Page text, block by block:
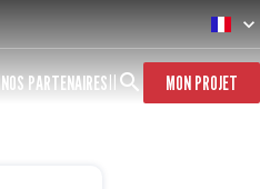
NOS PARTENAIRES MON PROJET